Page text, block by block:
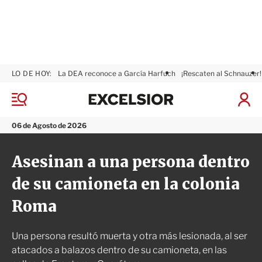
M
n
ú
06 de Agosto de 2026
LO DE HOY: La DEA reconoce a García Harfuch ¡Rescaten al Schnauzer!
I
a
r
n
x
l
i
o
r
Asesinan a una persona dentro
de su camioneta en la colonia
Roma
Una persona resultó muerta y otra más lesionada, al ser
atacados a balazos dentro de su camioneta, en las